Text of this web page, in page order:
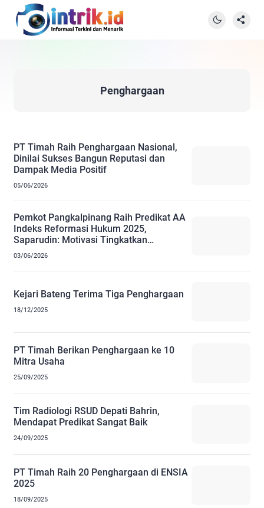
Penghargaan
PT Timah Raih Penghargaan Nasional,
Dinilai Sukses Bangun Reputasi dan
Dampak Media Positif
05/06/2026
Pemkot Pangkalpinang Raih Predikat AA
Indeks Reformasi Hukum 2025,
Saparudin: Motivasi Tingkatkan
Pelayanan Hukum
03/06/2026
Kejari Bateng Terima Tiga Penghargaan
18/12/2025
PT Timah Berikan Penghargaan ke 10
Mitra Usaha
25/09/2025
Tim Radiologi RSUD Depati Bahrin,
Mendapat Predikat Sangat Baik
24/09/2025
PT Timah Raih 20 Penghargaan di ENSIA
2025
18/09/2025